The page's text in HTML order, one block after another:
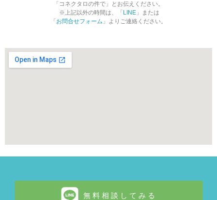
「コネクタロの件で」とお伝えください。
※上記以外の時間は、「 LINE 」または
「 お問合せフォーム 」よりご連絡ください。
無料相談してみる